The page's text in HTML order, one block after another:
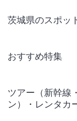
茨城県のスポッ
おすすめ特集
ツアー（新幹線
ン）・レンタカ